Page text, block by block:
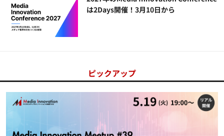
は2Days開催！3月10日から
ピックアップ